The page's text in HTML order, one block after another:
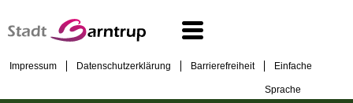
Impressum Datenschutzerklärung Barrierefreiheit Einfache
Sprache